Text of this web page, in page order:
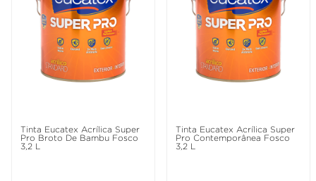
Tinta Eucatex Acrílica Super
Pro Broto De Bambu Fosco
3,2 L
Tinta Eucatex Acrílica Super
Pro Contemporânea Fosco
3,2 L